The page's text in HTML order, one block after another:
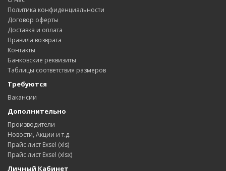
Политика конфиденциальности
Договор оферты
Доставка и оплата
Правила возврата
Контакты
Банковские реквизиты
Таблицы соответствия размеров
Требуются
Вакансии
Дополнительно
Производители
Новости, Акции и т.д.
Прайс лист Exsel (xls)
Прайс лист Exsel (xlsx)
Личный Кабинет